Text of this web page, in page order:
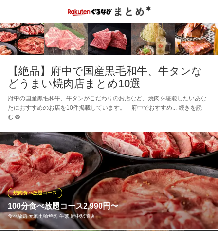
【絶品】府中で国産黒毛和牛、牛タンな
どうまい焼肉店まとめ10選
府中の国産黒毛和牛、牛タンがこだわりのお店など、焼肉を堪能したいあな
たにおすすめのお店を10件掲載しています。「府中でおすすめ
続きを読
む
100分食べ放題コース2,990円〜
食べ放題 元氣七輪焼肉 牛繁 府中駅前店
焼肉食べ放題コース